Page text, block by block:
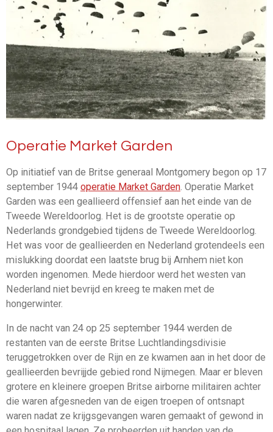
Operatie Market Garden
Op initiatief van de Britse generaal Montgomery begon op 17
september 1944 operatie Market Garden. Operatie Market
Garden was een geallieerd offensief aan het einde van de
Tweede Wereldoorlog. Het is de grootste operatie op
Nederlands grondgebied tijdens de Tweede Wereldoorlog.
Het was voor de geallieerden en Nederland grotendeels een
mislukking doordat een laatste brug bij Arnhem niet kon
worden ingenomen. Mede hierdoor werd het westen van
Nederland niet bevrijd en kreeg te maken met de
hongerwinter.
In de nacht van 24 op 25 september 1944 werden de
restanten van de eerste Britse Luchtlandingsdivisie
teruggetrokken over de Rijn en ze kwamen aan in het door de
geallieerden bevrijjde gebied rond Nijmegen. Maar er bleven
grotere en kleinere groepen Britse airborne militairen achter
die waren afgesneden van de eigen troepen of ontsnapt
waren nadat ze krijgsgevangen waren gemaakt of gewond in